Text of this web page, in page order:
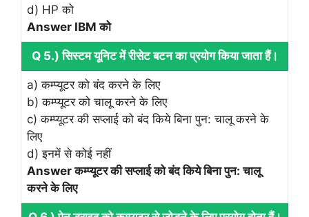
d) HP को
Answer IBM को
Q 5.) सिस्‍टम यूनिट में रीसेट बटन का प्रयोग किया जाता हैं।
a) कम्‍प्‍यूटर को बंद करने के लिए
b) कम्‍प्‍यूटर को चालू करने के लिए
c) कम्‍प्‍यूटर की सप्‍लाई को बंद किये बिना पुन: चालू करने के
लिए
d) इनमें से कोई नहीं
Answer कम्‍प्‍यूटर की सप्‍लाई को बंद किये बिना पुन: चालू
करने के लिए